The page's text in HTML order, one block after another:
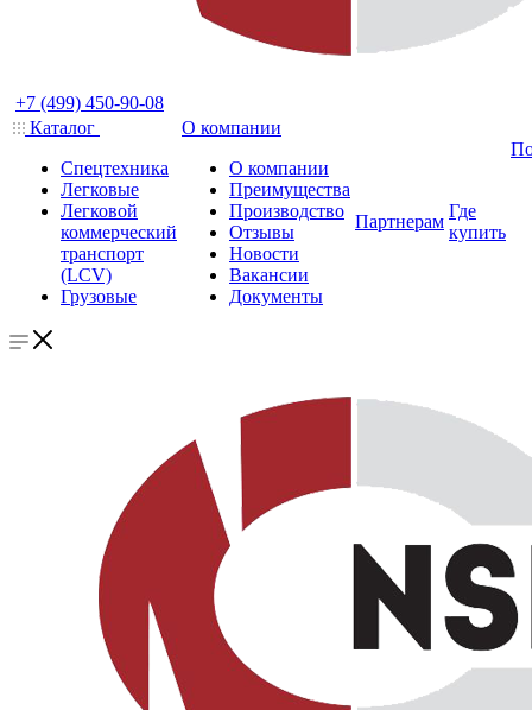
+7 (499) 450-90-08
Каталог
Спецтехника
Легковые
Легковой
коммерческий
транспорт
(LCV)
Грузовые
О компании
О компании
Преимущества
Производство
Отзывы
Новости
Вакансии
Документы
Партнерам
Где
купить